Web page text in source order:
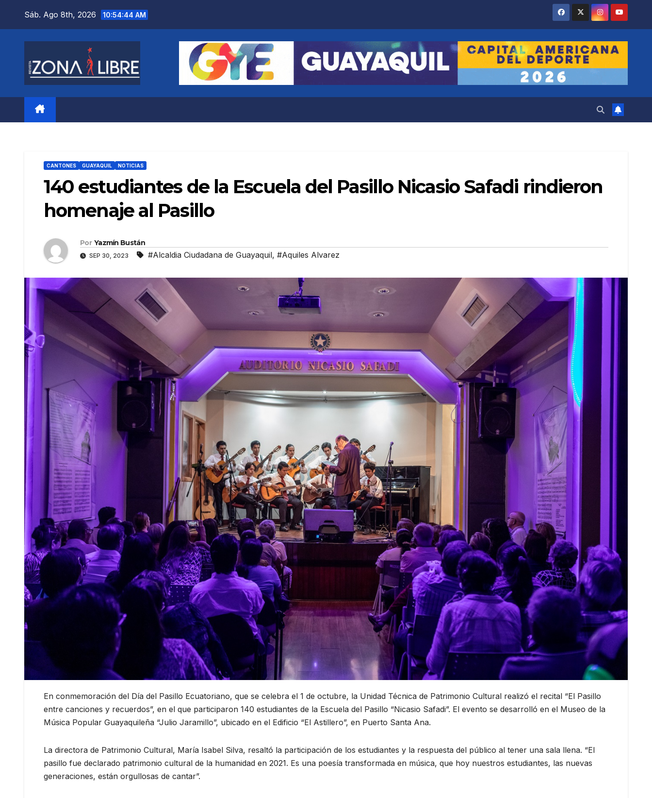
Sáb. Ago 8th, 2026 10:54:45 AM
CANTONES GUAYAQUIL NOTICIAS
140 estudiantes de la Escuela del Pasillo Nicasio Safadi rindieron
homenaje al Pasillo
Por Yazmín Bustán
SEP 30, 2023 #Alcaldia Ciudadana de Guayaquil, #Aquiles Alvarez
En conmemoración del Día del Pasillo Ecuatoriano, que se celebra el 1 de octubre, la Unidad Técnica de Patrimonio Cultural realizó el recital “El Pasillo
entre canciones y recuerdos”, en el que participaron 140 estudiantes de la Escuela del Pasillo “Nicasio Safadi”. El evento se desarrolló en el Museo de la
Música Popular Guayaquileña “Julio Jaramillo”, ubicado en el Edificio “El Astillero”, en Puerto Santa Ana.
La directora de Patrimonio Cultural, María Isabel Silva, resaltó la participación de los estudiantes y la respuesta del público al tener una sala llena. “El
pasillo fue declarado patrimonio cultural de la humanidad en 2021. Es una poesía transformada en música, que hoy nuestros estudiantes, las nuevas
generaciones, están orgullosas de cantar”.